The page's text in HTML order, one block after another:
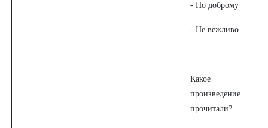
- По доброму
- Не вежливо
Какое
произведение
прочитали?